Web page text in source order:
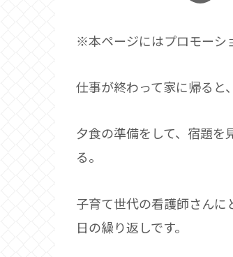
※本ページにはプロモーシ
仕事が終わって家に帰ると
夕食の準備をして、宿題を
る。
子育て世代の看護師さん
日の繰り返しです。